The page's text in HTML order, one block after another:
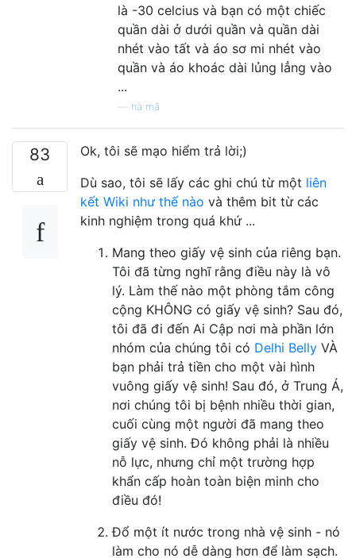
là -30 celcius và bạn có một chiếc
quần dài ở dưới quần và quần dài
nhét vào tất và áo sơ mi nhét vào
quần và áo khoác dài lủng lẳng vào
...
hà mã
83
Ok, tôi sẽ mạo hiểm trả lời;)
Dù sao, tôi sẽ lấy các ghi chú từ một liên
kết Wiki như thế nào và thêm bit từ các
kinh nghiệm trong quá khứ ...
Mang theo giấy vệ sinh của riêng bạn.
Tôi đã từng nghĩ rằng điều này là vô
lý. Làm thế nào một phòng tắm công
cộng KHÔNG có giấy vệ sinh? Sau đó,
tôi đã đi đến Ai Cập nơi mà phần lớn
nhóm của chúng tôi có Delhi Belly VÀ
bạn phải trả tiền cho một vài hình
vuông giấy vệ sinh! Sau đó, ở Trung Á,
nơi chúng tôi bị bệnh nhiều thời gian,
cuối cùng một người đã mang theo
giấy vệ sinh. Đó không phải là nhiều
nỗ lực, nhưng chỉ một trường hợp
khẩn cấp hoàn toàn biện minh cho
điều đó!
Đổ một ít nước trong nhà vệ sinh - nó
làm cho nó dễ dàng hơn để làm sạch.